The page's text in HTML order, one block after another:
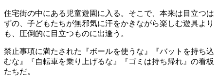
住宅街の中にある児童遊園に入る。そこで、本来は目立つは
ずの、子どもたちが無邪気に汗をかきながら楽しむ遊具より
も、圧倒的に目立つものに出逢う。
禁止事項に満たされた『ボールを使うな』『バットを持ち込
むな』『自転車を乗り上げるな』『ゴミは持ち帰れ』の看板
たちだ。